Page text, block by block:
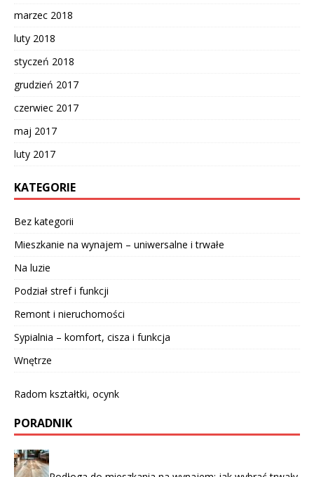
marzec 2018
luty 2018
styczeń 2018
grudzień 2017
czerwiec 2017
maj 2017
luty 2017
KATEGORIE
Bez kategorii
Mieszkanie na wynajem – uniwersalne i trwałe
Na luzie
Podział stref i funkcji
Remont i nieruchomości
Sypialnia – komfort, cisza i funkcja
Wnętrze
Radom kształtki, ocynk
PORADNIK